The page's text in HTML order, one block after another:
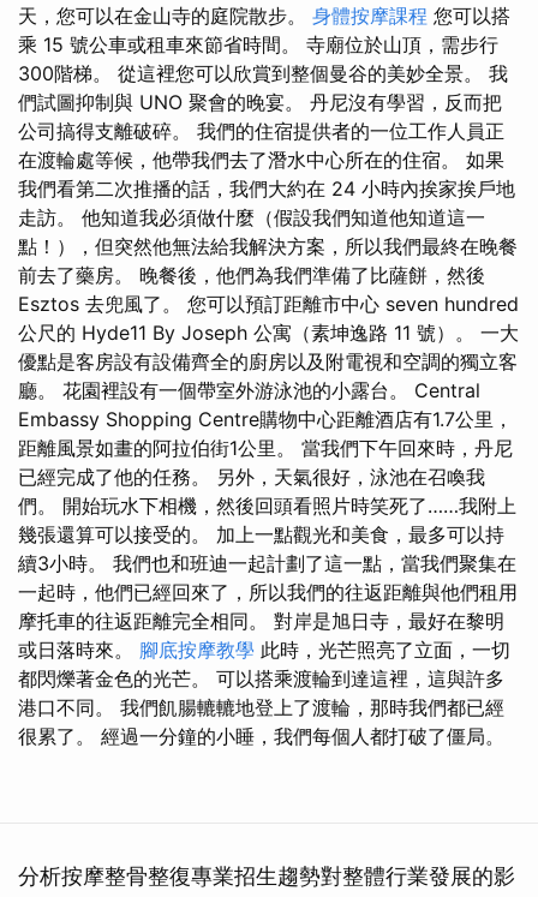
天，您可以在金山寺的庭院散步。 身體按摩課程 您可以搭
乘 15 號公車或租車來節省時間。 寺廟位於山頂，需步行
300階梯。 從這裡您可以欣賞到整個曼谷的美妙全景。 我
們試圖抑制與 UNO 聚會的晚宴。 丹尼沒有學習，反而把
公司搞得支離破碎。 我們的住宿提供者的一位工作人員正
在渡輪處等候，他帶我們去了潛水中心所在的住宿。 如果
我們看第二次推播的話，我們大約在 24 小時內挨家挨戶地
走訪。 他知道我必須做什麼（假設我們知道他知道這一
點！），但突然他無法給我解決方案，所以我們最終在晚餐
前去了藥房。 晚餐後，他們為我們準備了比薩餅，然後
Esztos 去兜風了。 您可以預訂距離市中心 seven hundred
公尺的 Hyde11 By Joseph 公寓（素坤逸路 11 號）。 一大
優點是客房設有設備齊全的廚房以及附電視和空調的獨立客
廳。 花園裡設有一個帶室外游泳池的小露台。 Central
Embassy Shopping Centre購物中心距離酒店有1.7公里，
距離風景如畫的阿拉伯街1公里。 當我們下午回來時，丹尼
已經完成了他的任務。 另外，天氣很好，泳池在召喚我
們。 開始玩水下相機，然後回頭看照片時笑死了……我附上
幾張還算可以接受的。 加上一點觀光和美食，最多可以持
續3小時。 我們也和班迪一起計劃了這一點，當我們聚集在
一起時，他們已經回來了，所以我們的往返距離與他們租用
摩托車的往返距離完全相同。 對岸是旭日寺，最好在黎明
或日落時來。 腳底按摩教學 此時，光芒照亮了立面，一切
都閃爍著金色的光芒。 可以搭乘渡輪到達這裡，這與許多
港口不同。 我們飢腸轆轆地登上了渡輪，那時我們都已經
很累了。 經過一分鐘的小睡，我們每個人都打破了僵局。
分析按摩整骨整復專業招生趨勢對整體行業發展的影